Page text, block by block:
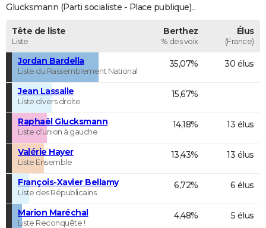
FORUM
Bricolage
Lifestyle
Culture
Sport
Auto
Television
Voyage
Cinema
Glucksmann (Parti socialiste - Place publique)...
Tête de liste
Liste
Berthez
% des voix
Élus
(France)
Jordan Bardella
Liste du Rassemblement National
35,07% 30 élus
Jean Lassalle
Liste divers droite
15,67%
Raphaël Glucksmann
Liste d'union à gauche
14,18% 13 élus
Valérie Hayer
Liste Ensemble
13,43% 13 élus
François-Xavier Bellamy
Liste des Républicains
6,72% 6 élus
Marion Maréchal
Liste Reconquête !
4,48% 5 élus